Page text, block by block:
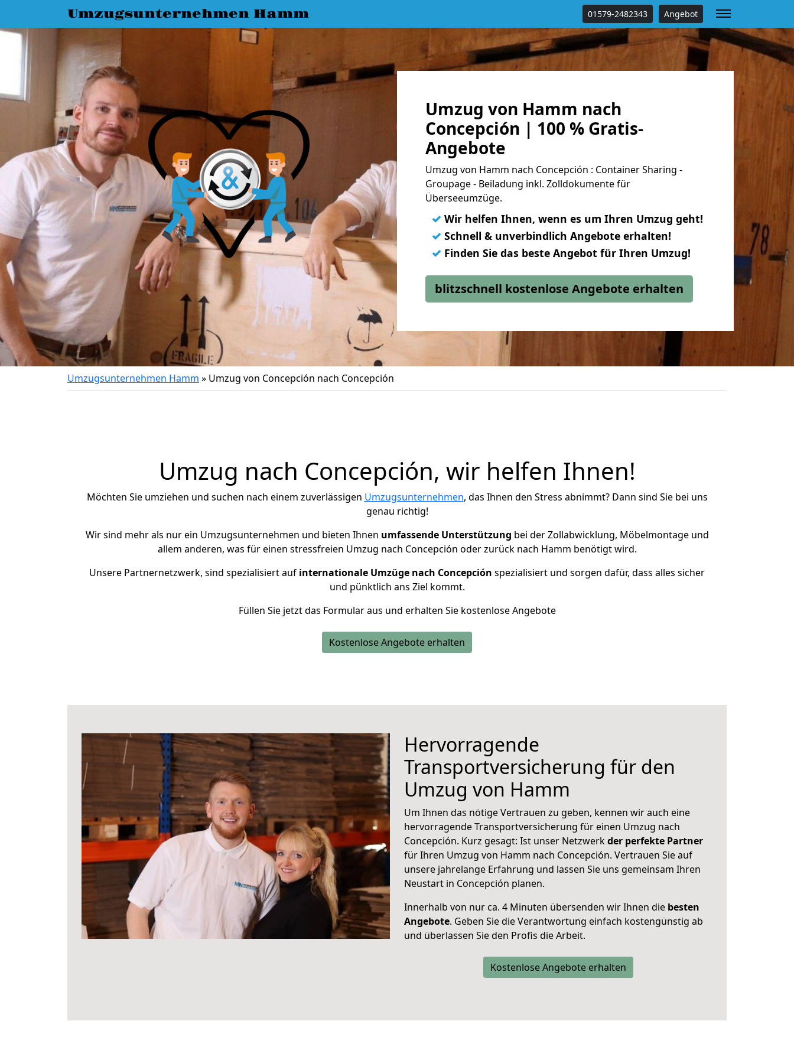
Umzugsunternehmen Hamm 01579-2482343 Angebot
Umzug von Hamm nach
Concepción | 100 % Gratis-
Angebote
Umzug von Hamm nach Concepción : Container Sharing -
Groupage - Beiladung inkl. Zolldokumente für
Überseeumzüge.
✓ Wir helfen Ihnen, wenn es um Ihren Umzug geht!
✓ Schnell & unverbindlich Angebote erhalten!
✓ Finden Sie das beste Angebot für Ihren Umzug!
blitzschnell kostenlose Angebote erhalten
Umzugsunternehmen Hamm » Umzug von Concepción nach Concepción
Umzug nach Concepción, wir helfen Ihnen!
Möchten Sie umziehen und suchen nach einem zuverlässigen Umzugsunternehmen, das Ihnen den Stress abnimmt? Dann sind Sie bei uns
genau richtig!
Wir sind mehr als nur ein Umzugsunternehmen und bieten Ihnen umfassende Unterstützung bei der Zollabwicklung, Möbelmontage und
allem anderen, was für einen stressfreien Umzug nach Concepción oder zurück nach Hamm benötigt wird.
Unsere Partnernetzwerk, sind spezialisiert auf internationale Umzüge nach Concepción spezialisiert und sorgen dafür, dass alles sicher
und pünktlich ans Ziel kommt.
Füllen Sie jetzt das Formular aus und erhalten Sie kostenlose Angebote
Kostenlose Angebote erhalten
Hervorragende
Transportversicherung für den
Umzug von Hamm
Um Ihnen das nötige Vertrauen zu geben, kennen wir auch eine
hervorragende Transportversicherung für einen Umzug nach
Concepción. Kurz gesagt: Ist unser Netzwerkder perfekte Partner
für Ihren Umzug von Hamm nach Concepción. Vertrauen Sie auf
unsere jahrelange Erfahrung und lassen Sie uns gemeinsam Ihren
Neustart in Concepción planen.
Innerhalb von nur ca. 4 Minuten übersenden wir Ihnen die besten
Angebote. Geben Sie die Verantwortung einfach kostengünstig ab
und überlassen Sie den Profis die Arbeit.
Kostenlose Angebote erhalten